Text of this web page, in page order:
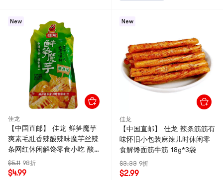
New
佳龙
【中国直邮】 佳龙 鲜笋魔芋
爽素毛肚香辣酸辣味魔芋丝辣
条网红休闲解馋零食小吃 酸辣
味 20g*5包
$5.11 98折
$4.99
New
佳龙
【中国直邮】 佳龙 辣条筋筋有
味怀旧小包装麻辣儿时休闲零
食解馋面筋牛筋 18g*3袋
$3.33 9折
$2.99